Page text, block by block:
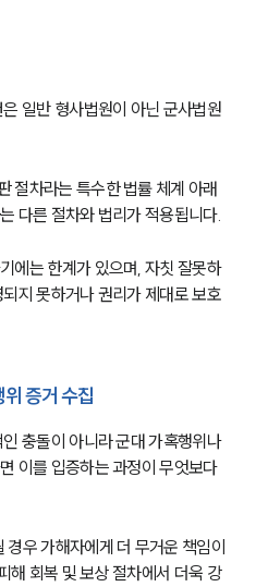
일반 형사법원이 아닌 군사법원
절차라는 특수한 법률 체계 아래
다른 절차와 법리가 적용됩니다.
에는 한계가 있으며, 자칫 잘못하
지 못하거나 권리가 제대로 보호
증거 수집
충돌이 아니라 군대 가혹행위나
이를 입증하는 과정이 무엇보다
우 가해자에게 더 무거운 책임이
해 회복 및 보상 절차에서 더욱 강